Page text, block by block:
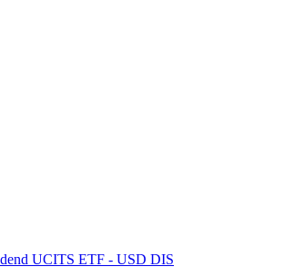
UCITS ETF - USD DIS